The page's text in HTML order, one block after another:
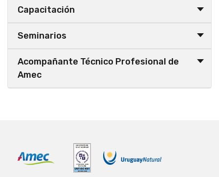
Capacitación
Seminarios
Acompañante Técnico Profesional de
Amec